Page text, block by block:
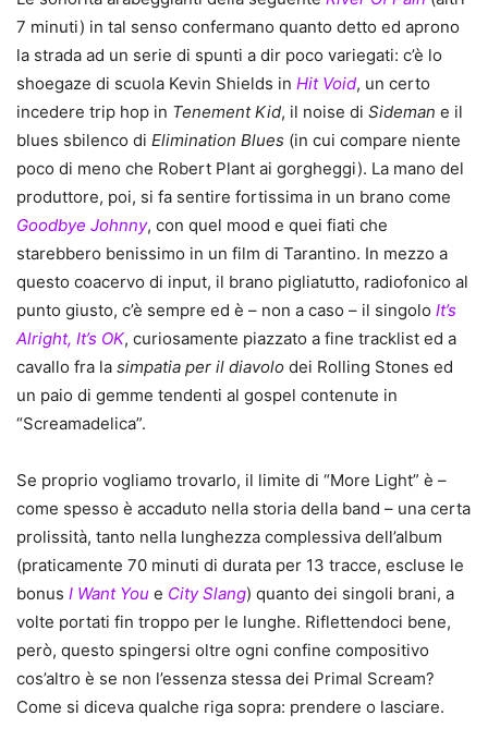
7 minuti) in tal senso confermano quanto detto ed aprono
la strada ad un serie di spunti a dir poco variegati: c’è lo
shoegaze di scuola Kevin Shields in Hit Void, un certo
incedere trip hop in Tenement Kid, il noise di Sideman e il
blues sbilenco di Elimination Blues (in cui compare niente
poco di meno che Robert Plant ai gorgheggi). La mano del
produttore, poi, si fa sentire fortissima in un brano come
Goodbye Johnny, con quel mood e quei fiati che
starebbero benissimo in un film di Tarantino. In mezzo a
questo coacervo di input, il brano pigliatutto, radiofonico al
punto giusto, c’è sempre ed è – non a caso – il singolo It’s
Alright, It’s OK, curiosamente piazzato a fine tracklist ed a
cavallo fra la simpatia per il diavolo dei Rolling Stones ed
un paio di gemme tendenti al gospel contenute in
“Screamadelica”.
Se proprio vogliamo trovarlo, il limite di “More Light” è –
come spesso è accaduto nella storia della band – una certa
prolissità, tanto nella lunghezza complessiva dell’album
(praticamente 70 minuti di durata per 13 tracce, escluse le
bonus I Want You e City Slang) quanto dei singoli brani, a
volte portati fin troppo per le lunghe. Riflettendoci bene,
però, questo spingersi oltre ogni confine compositivo
cos’altro è se non l’essenza stessa dei Primal Scream?
Come si diceva qualche riga sopra: prendere o lasciare.